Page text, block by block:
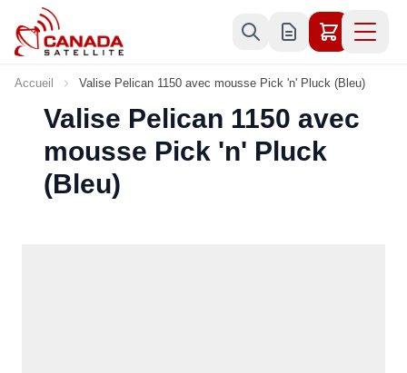
Allez au contenu
Accueil Valise Pelican 1150 avec mousse Pick 'n' Pluck (Bleu)
Valise Pelican 1150 avec
mousse Pick 'n' Pluck
(Bleu)